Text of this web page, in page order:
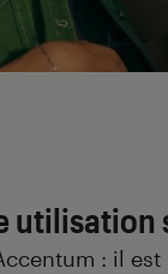
utilisation
: il